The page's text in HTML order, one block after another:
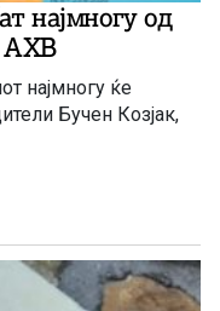
најмногу од
АХВ
најмногу ќе
Бучен Козјак,